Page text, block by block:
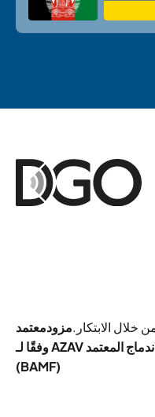
خلال الابتكار.مزودمعتمد
وفقًا لـ AZAV مزود دورات الاندماج المعتمد
(BAMF)